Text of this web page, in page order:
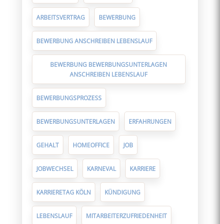
ARBEITSVERTRAG BEWERBUNG
BEWERBUNG ANSCHREIBEN LEBENSLAUF
BEWERBUNG BEWERBUNGSUNTERLAGEN
ANSCHREIBEN LEBENSLAUF
BEWERBUNGSPROZESS
BEWERBUNGSUNTERLAGEN ERFAHRUNGEN
GEHALT HOMEOFFICE JOB
JOBWECHSEL KARNEVAL KARRIERE
KARRIERETAG KÖLN KÜNDIGUNG
LEBENSLAUF MITARBEITERZUFRIEDENHEIT